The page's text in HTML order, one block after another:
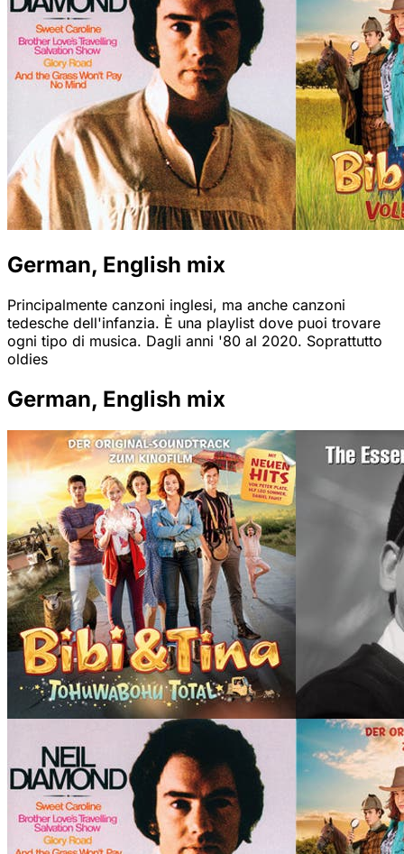
German, English mix
Principalmente canzoni inglesi, ma anche canzoni
tedesche dell'infanzia. È una playlist dove puoi trovare
ogni tipo di musica. Dagli anni '80 al 2020. Soprattutto
oldies
German, English mix